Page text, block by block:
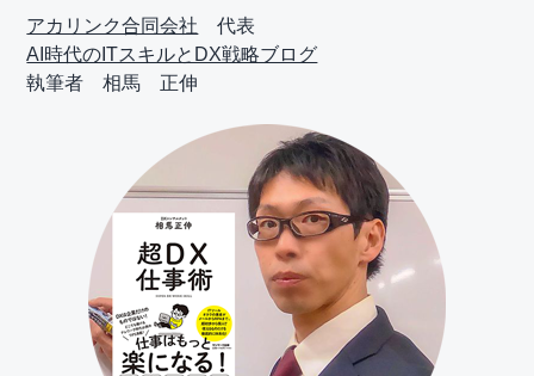
アカリンク合同会社 代表
AI時代のITスキルとDX戦略ブログ
執筆者 相馬 正伸